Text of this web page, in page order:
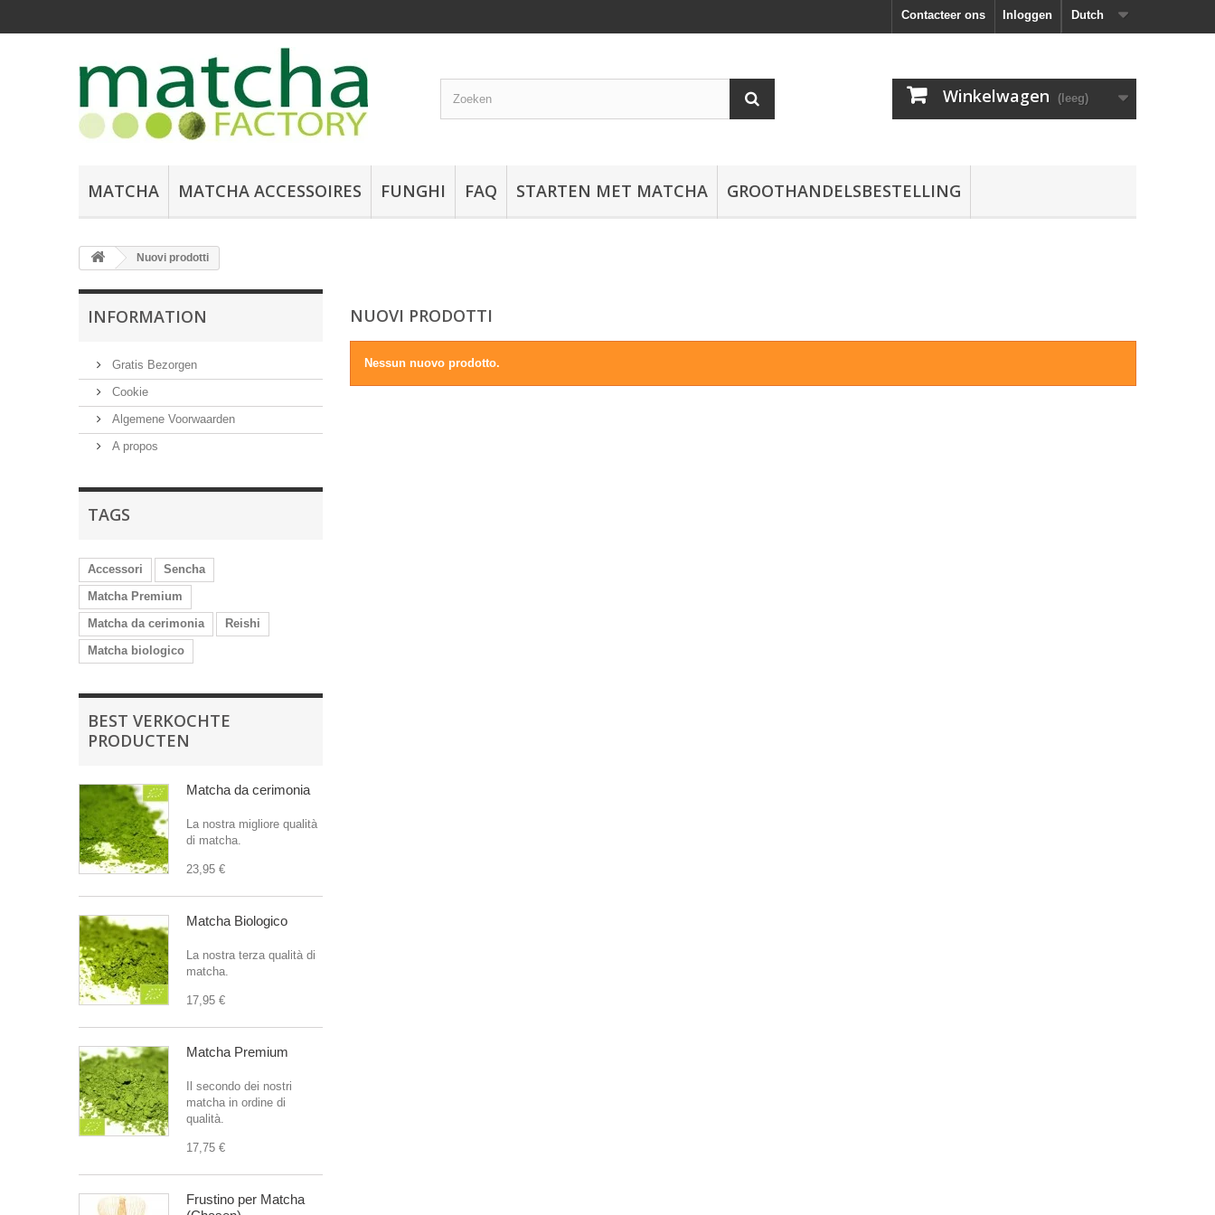
Dutch
Inloggen
Contacteer ons
Winkelwagen (leeg)
MATCHA MATCHA ACCESSOIRES FUNGHI FAQ STARTEN MET MATCHA GROOTHANDELSBESTELLING
Nuovi prodotti
INFORMATION
Gratis Bezorgen
Cookie
Algemene Voorwaarden
A propos
TAGS
Accessori
Sencha
Matcha Premium
Matcha da cerimonia
Reishi
Matcha biologico
BEST VERKOCHTE
PRODUCTEN
Matcha da cerimonia
La nostra migliore qualità
di matcha.
23,95 €
Matcha Biologico
La nostra terza qualità di
matcha.
17,95 €
Matcha Premium
Il secondo dei nostri
matcha in ordine di
qualità.
17,75 €
Frustino per Matcha
NUOVI PRODOTTI
Nessun nuovo prodotto.